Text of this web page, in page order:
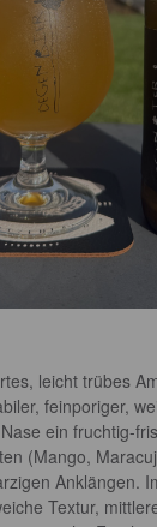
leicht trübes
feinporiger,
ein fruchtig-
(Mango,
Anklängen.
Textur,